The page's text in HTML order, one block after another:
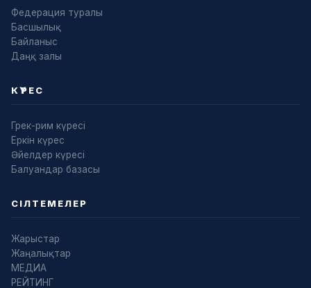
Федерация туралы
Басшылық
Байланыс
Даңқ залы
КҮРЕС
Грек-рим күресі
Еркін күрес
Әйелдер күресі
Балуандар базасы
СІЛТЕМЕЛЕР
Жарыстар
Жаңалықтар
МЕДИА
РЕЙТИНГ